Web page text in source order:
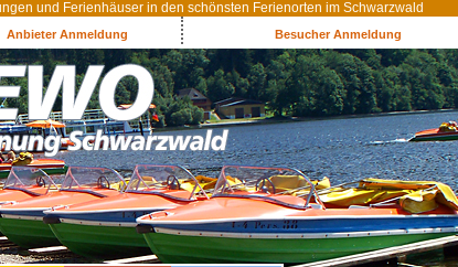
und Ferienhäuser in den schönsten Ferienorten im Schwarzwald
Anbieter Anmeldung Besucher Anmeldung